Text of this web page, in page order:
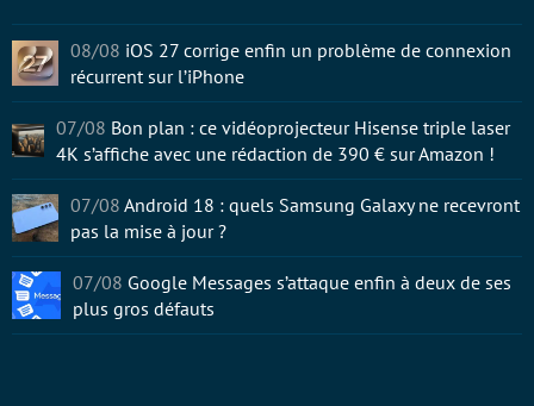
08/08 iOS 27 corrige enfin un problème de connexion
récurrent sur l’iPhone
07/08 Bon plan : ce vidéoprojecteur Hisense triple laser
4K s’affiche avec une rédaction de 390 € sur Amazon !
07/08 Android 18 : quels Samsung Galaxy ne recevront
pas la mise à jour ?
07/08 Google Messages s’attaque enfin à deux de ses
plus gros défauts